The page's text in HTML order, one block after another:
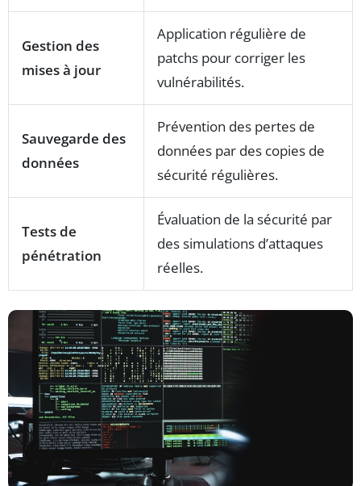
Gestion des
mises à jour
Application régulière de
patchs pour corriger les
vulnérabilités.
Sauvegarde des
données
Prévention des pertes de
données par des copies de
sécurité régulières.
Tests de
pénétration
Évaluation de la sécurité par
des simulations d’attaques
réelles.